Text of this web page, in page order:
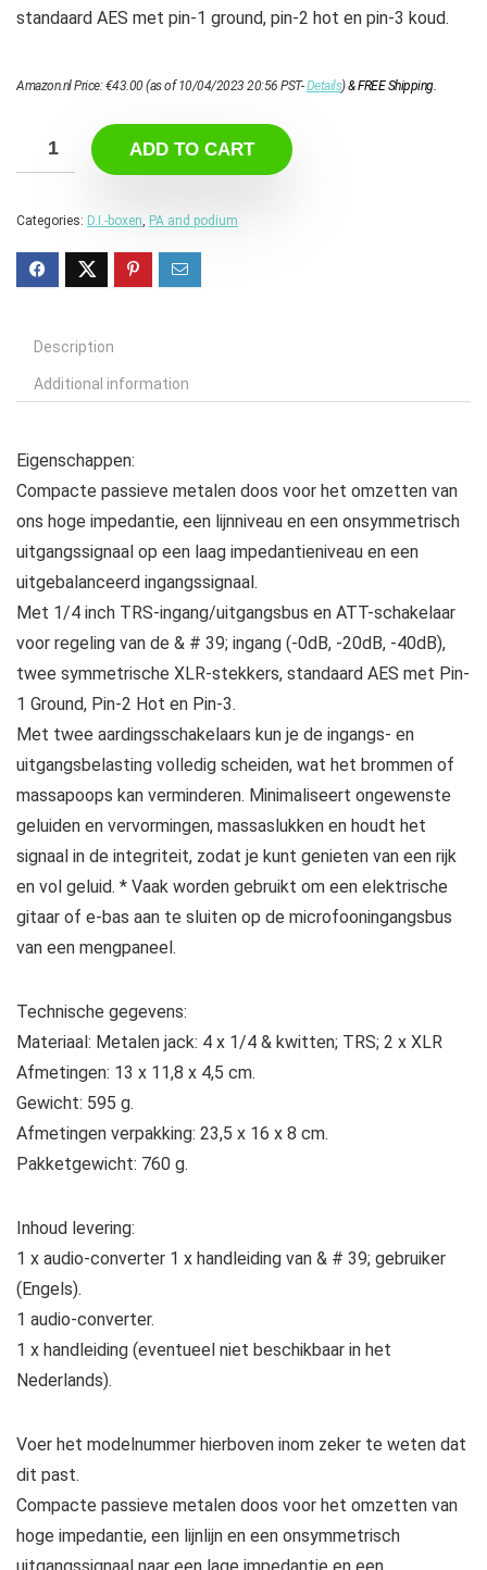
standaard AES met pin-1 ground, pin-2 hot en pin-3 koud.
Amazon.nl Price:€43.00(as of 10/04/2023 20:56 PST-Details)&FREE Shipping.
ADD TO CART
Categories: D.I.-boxen, PA and podium
Description
Additional information
Eigenschappen:
Compacte passieve metalen doos voor het omzetten van
ons hoge impedantie, een lijnniveau en een onsymmetrisch
uitgangssignaal op een laag impedantieniveau en een
uitgebalanceerd ingangssignaal.
Met 1/4 inch TRS-ingang/uitgangsbus en ATT-schakelaar
voor regeling van de & # 39; ingang (-0dB, -20dB, -40dB),
twee symmetrische XLR-stekkers, standaard AES met Pin-
1 Ground, Pin-2 Hot en Pin-3.
Met twee aardingsschakelaars kun je de ingangs- en
uitgangsbelasting volledig scheiden, wat het brommen of
massapoops kan verminderen. Minimaliseert ongewenste
geluiden en vervormingen, massaslukken en houdt het
signaal in de integriteit, zodat je kunt genieten van een rijk
en vol geluid. * Vaak worden gebruikt om een elektrische
gitaar of e-bas aan te sluiten op de microfooningangsbus
van een mengpaneel.
Technische gegevens:
Materiaal: Metalen jack: 4 x 1/4 & kwitten; TRS; 2 x XLR
Afmetingen: 13 x 11,8 x 4,5 cm.
Gewicht: 595 g.
Afmetingen verpakking: 23,5 x 16 x 8 cm.
Pakketgewicht: 760 g.
Inhoud levering:
1 x audio-converter 1 x handleiding van & # 39; gebruiker
(Engels).
1 audio-converter.
1 x handleiding (eventueel niet beschikbaar in het
Nederlands).
Voer het modelnummer hierboven inom zeker te weten dat
dit past.
Compacte passieve metalen doos voor het omzetten van
hoge impedantie, een lijnlijn en een onsymmetrisch